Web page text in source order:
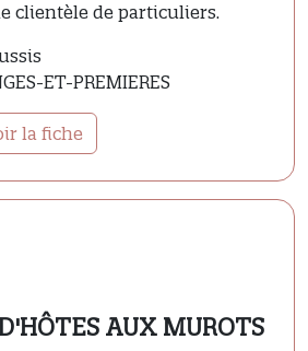
clientèle de particuliers.
ET-PREMIERES
la fiche
AUX MUROTS